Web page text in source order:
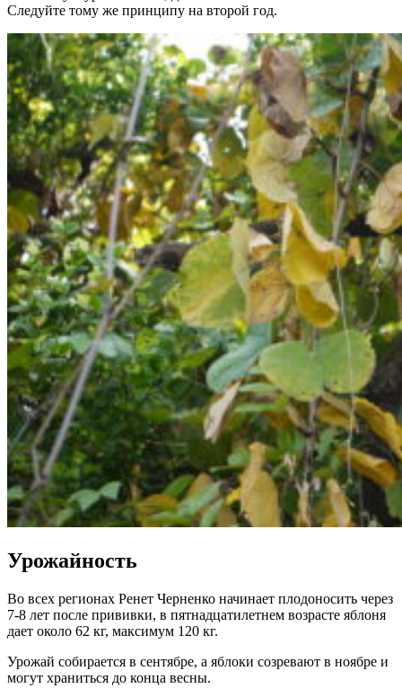
Следуйте тому же принципу на второй год.
Урожайность
Во всех регионах Ренет Черненко начинает плодоносить через
7-8 лет после прививки, в пятнадцатилетнем возрасте яблоня
дает около 62 кг, максимум 120 кг.
Урожай собирается в сентябре, а яблоки созревают в ноябре и
могут храниться до конца весны.